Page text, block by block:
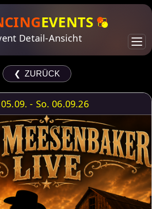
EVENTS
Detail-Ansicht
❮ ZURÜCK
- So. 06.09.26